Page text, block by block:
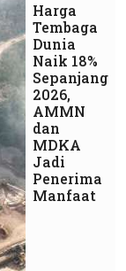
Harga
Tembaga
Dunia
Naik 18%
Sepanjang
2026,
AMMN
dan
MDKA
Jadi
Penerima
Manfaat